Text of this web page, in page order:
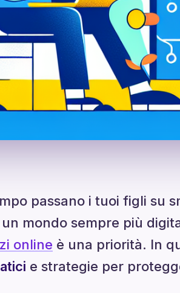
passano i tuoi figli su
mondo sempre più
online è una priorità. In
e strategie per